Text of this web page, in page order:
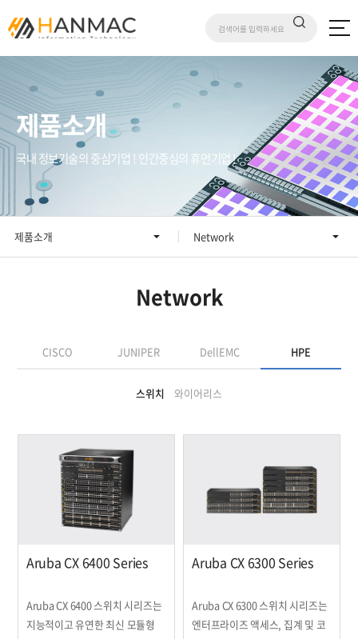
제품소개
국내 정보기술의 중심기업 ! 인간중심의 휴먼기업 !
제품소개 Network
Network
CISCO JUNIPER DellEMC HPE
스위치 와이어리스
Aruba CX 6400 Series
Aruba CX 6400 스위치 시리즈는
지능적이고 유연한 최신 모듈형
Aruba CX 6300 Series
Aruba CX 6300 스위치 시리즈는
엔터프라이즈 액세스, 집계 및 코